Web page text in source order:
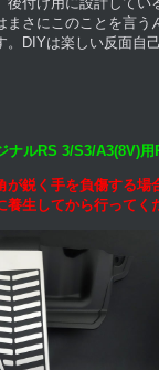
まさにこのことを言
。DIYは楽しい反面自
ナルRS 3/S3/A3(8V)
が鋭く手を負傷する
養生してから行って